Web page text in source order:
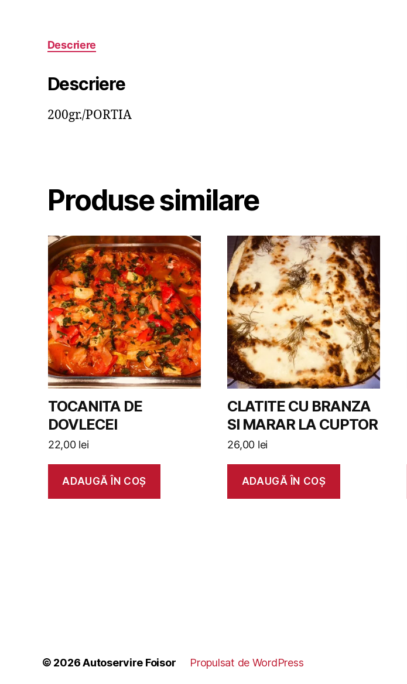
Descriere
Descriere
200gr./PORTIA
Produse similare
TOCANITA DE
DOVLECEI
22,00 lei
ADAUGĂ ÎN COȘ
CLATITE CU BRANZA
SI MARAR LA CUPTOR
26,00 lei
ADAUGĂ ÎN COȘ
© 2026Autoservire Foisor Propulsat de WordPress